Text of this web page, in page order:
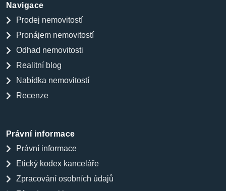
Navigace
Prodej nemovitostí
Pronájem nemovitostí
Odhad nemovitosti
Realitní blog
Nabídka nemovitostí
Recenze
Právní informace
Právní informace
Etický kodex kanceláře
Zpracování osobních údajů